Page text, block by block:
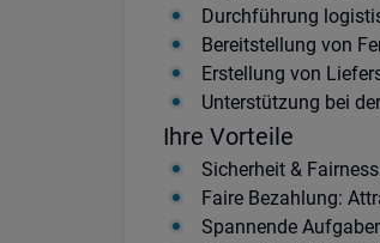
Durchführung
Bereitstellung von
Erstellung von
Unterstützung bei
Ihre Vorteile
Sicherheit &
Faire Bezahlung:
Spannende